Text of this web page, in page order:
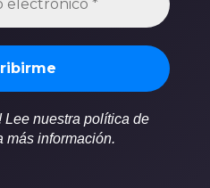
Lee nuestra política de
más información.